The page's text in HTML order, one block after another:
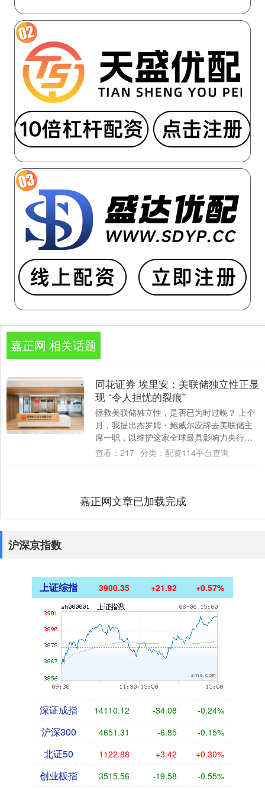
嘉正网 相关话题
同花证券 埃里安：美联储独立性正显
现 “令人担忧的裂痕”
拯救美联储独立性，是否已为时过晚？ 上个
月，我提出杰罗姆・鲍威尔应辞去美联储主
席一职，以维护这家全球最具影响力央行的
政策独立性，这一观点令许多人感到意外。
查看： 217 分类： 配资114平台查询
嘉正网文章已加载完成
沪深京指数
上证综指 3900.35 +21.92 +0.57%
深证成指 14110.12 -34.08 -0.24%
沪深300 4651.31 -6.85 -0.15%
北证50 1122.88 +3.42 +0.30%
创业板指 3515.56 -19.58 -0.55%